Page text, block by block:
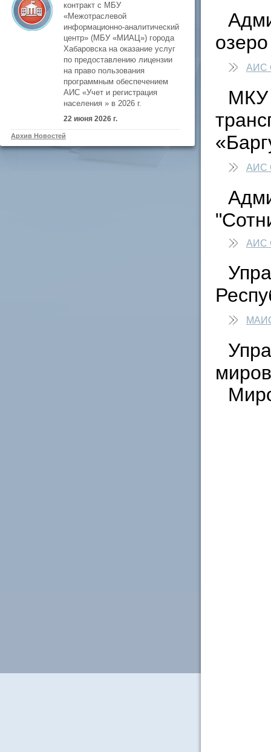
контракт с МБУ
«Межотраслевой
информационно-аналитический
центр» (МБУ «МИАЦ») города
Хабаровска на оказание услуг
по предоставлению лицензии
на право пользования
программным обеспечением
АИС «Учет и регистрация
населения » в 2026 г.
22 июня 2026 г.
Архив Новостей
АИС
МКУ
АИС
АИС